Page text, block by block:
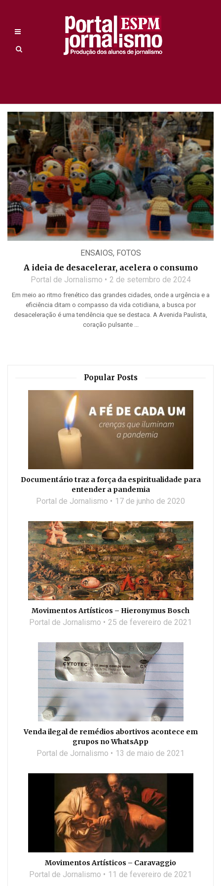
ENSAIOS, FOTOS
A ideia de desacelerar, acelera o consumo
Portal de Jornalismo 2 de setembro de 2024
Em meio ao ritmo frenético das grandes cidades, onde a urgência e a
eficiência ditam o compasso da vida cotidiana, a busca por
desaceleração é uma tendência que se destaca. A Avenida Paulista,
coração pulsante ...
Popular Posts
Documentário traz a força da espiritualidade para
entender a pandemia
Portal de Jornalismo 17 de junho de 2020
Movimentos Artísticos – Hieronymus Bosch
Portal de Jornalismo 25 de fevereiro de 2021
Venda ilegal de remédios abortivos acontece em
grupos no WhatsApp
Portal de Jornalismo 13 de maio de 2021
Movimentos Artísticos – Caravaggio
Portal de Jornalismo 11 de fevereiro de 2021